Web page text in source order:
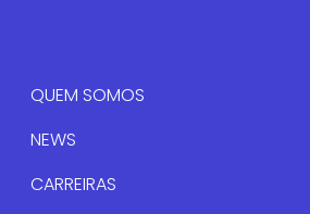
QUEM SOMOS
NEWS
CARREIRAS